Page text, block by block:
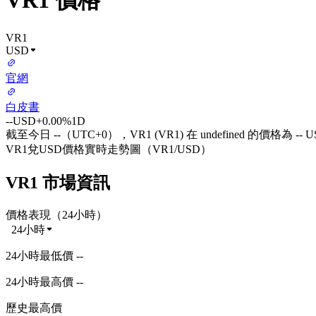
VR1
USD
官網
白皮書
--USD+0.00%1D
截至今日 --（UTC+0），VR1 (VR1) 在 undefined 的價格為 --
VR1兌USD價格實時走勢圖（VR1/USD）
VR1 市場資訊
價格表現（24小時）
24小時
24小時最低價 --
24小時最高價 --
歷史最高價